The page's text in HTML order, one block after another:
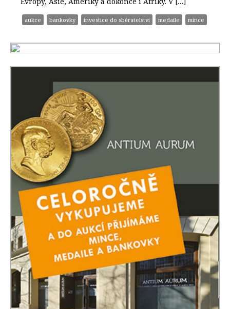
aukce bankovky investice do sběratelství medaile mince